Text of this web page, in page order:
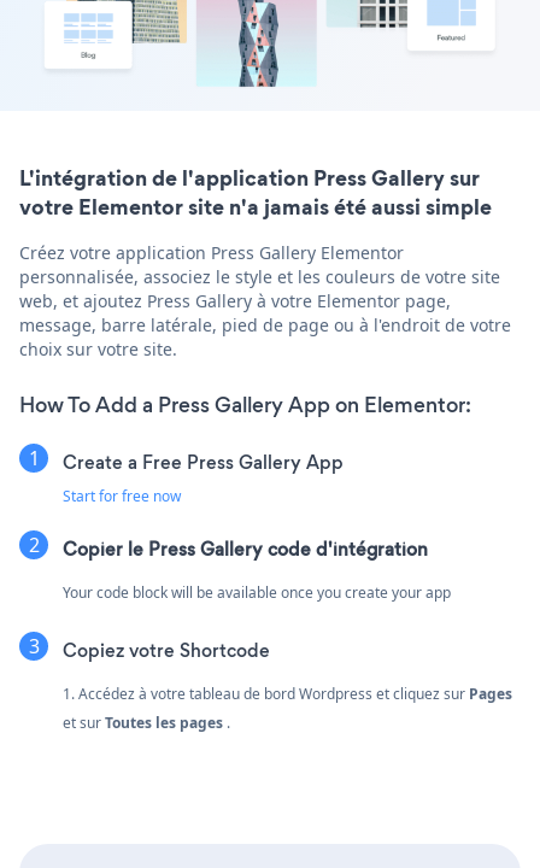
L'intégration de l'application Press Gallery sur
votre Elementor site n'a jamais été aussi simple
Créez votre application Press Gallery Elementor
personnalisée, associez le style et les couleurs de votre site
web, et ajoutez Press Gallery à votre Elementor page,
message, barre latérale, pied de page ou à l'endroit de votre
choix sur votre site.
How To Add a Press Gallery App on Elementor:
Create a Free Press Gallery App
Start for free now
Copier le Press Gallery code d'intégration
Your code block will be available once you create your app
Copiez votre Shortcode
1. Accédez à votre tableau de bord Wordpress et cliquez sur Pages
et surToutes les pages .